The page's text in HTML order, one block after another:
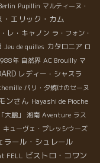
Pupillin マルティーヌ・
・エリック・カム
レ・キャノン ラ・フォン・
Jeu de quilles カタロニア ロ
年 自然界 AC Brouilly マ
レディー・シャスラ
パリ・夕焼けのセーヌ
ンさん Hayashi de Pioche
大鵬」 湘南 Aventure ラス
キューヴェ・プレッシウーズ
ラール・シュレール
FELL ビストロ・コワン